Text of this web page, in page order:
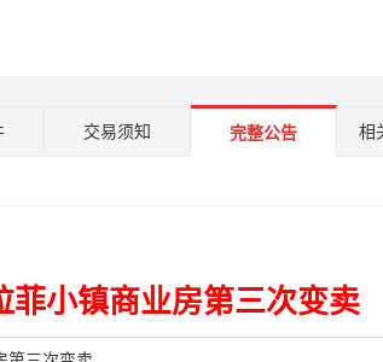
交易须知 完整公告 相
菲小镇商业房第三次变卖